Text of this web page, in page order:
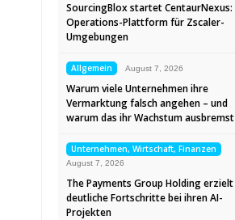
SourcingBlox startet CentaurNexus:
Operations-Plattform für Zscaler-
Umgebungen
Allgemein August 7, 2026
Warum viele Unternehmen ihre
Vermarktung falsch angehen – und
warum das ihr Wachstum ausbremst
Unternehmen, Wirtschaft, Finanzen
August 7, 2026
The Payments Group Holding erzielt
deutliche Fortschritte bei ihren AI-
Projekten